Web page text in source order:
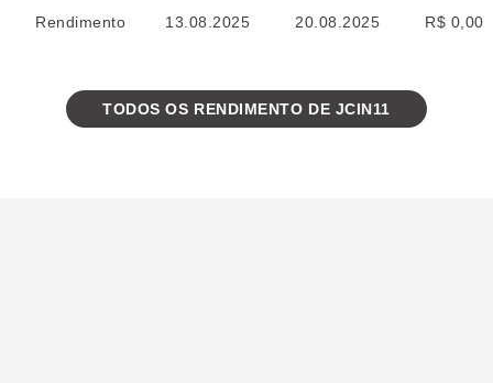
Rendimento 13.08.2025 20.08.2025 R$ 0,00
TODOS OS RENDIMENTO DE JCIN11